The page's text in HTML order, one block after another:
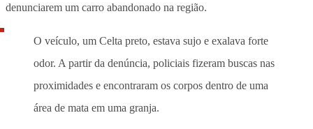
denunciarem um carro abandonado na região.
O veículo, um Celta preto, estava sujo e exalava forte
odor. A partir da denúncia, policiais fizeram buscas nas
proximidades e encontraram os corpos dentro de uma
área de mata em uma granja.